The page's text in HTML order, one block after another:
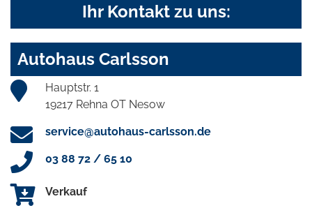
Ihr Kontakt zu uns:
Autohaus Carlsson
Hauptstr. 1
19217 Rehna OT Nesow
service@autohaus-carlsson.de
03 88 72 / 65 10
Verkauf